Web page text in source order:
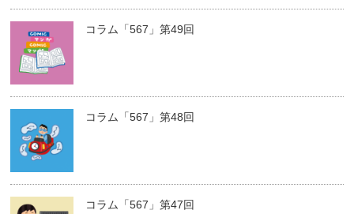
コラム「567」第49回
コラム「567」第48回
コラム「567」第47回